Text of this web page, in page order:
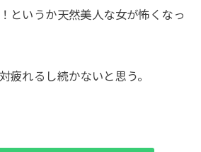
というか天然美人な女が怖くなっ
疲れるし続かないと思う。